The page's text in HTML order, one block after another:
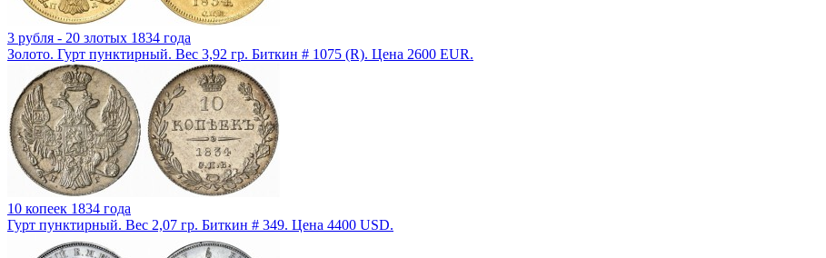
3 рубля - 20 злотых 1834 года
Золото. Гурт пунктирный. Вес 3,92 гр. Биткин # 1075 (R). Цена 2600 EUR.
10 копеек 1834 года
Гурт пунктирный. Вес 2,07 гр. Биткин # 349. Цена 4400 USD.